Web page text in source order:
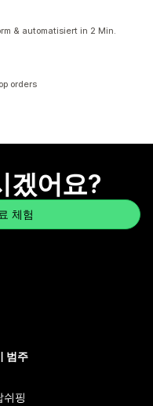
& automatisiert in 2 Min.
orders
겠어요?
체험
범주
쉬핑